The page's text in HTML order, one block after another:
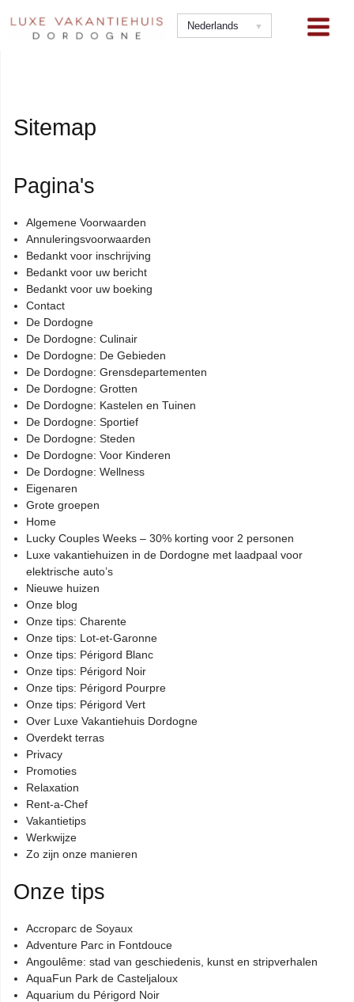
naar
Nederlands
Sitemap
Pagina's
Algemene Voorwaarden
Annuleringsvoorwaarden
Bedankt voor inschrijving
Bedankt voor uw bericht
Bedankt voor uw boeking
Contact
De Dordogne
De Dordogne: Culinair
De Dordogne: De Gebieden
De Dordogne: Grensdepartementen
De Dordogne: Grotten
De Dordogne: Kastelen en Tuinen
De Dordogne: Sportief
De Dordogne: Steden
De Dordogne: Voor Kinderen
De Dordogne: Wellness
Eigenaren
Grote groepen
Home
Lucky Couples Weeks – 30% korting voor 2 personen
Luxe vakantiehuizen in de Dordogne met laadpaal voor
elektrische auto’s
Nieuwe huizen
Onze blog
Onze tips: Charente
Onze tips: Lot-et-Garonne
Onze tips: Périgord Blanc
Onze tips: Périgord Noir
Onze tips: Périgord Pourpre
Onze tips: Périgord Vert
Over Luxe Vakantiehuis Dordogne
Overdekt terras
Privacy
Promoties
Relaxation
Rent-a-Chef
Vakantietips
Werkwijze
Zo zijn onze manieren
Onze tips
Accroparc de Soyaux
Adventure Parc in Fontdouce
Angoulême: stad van geschiedenis, kunst en stripverhalen
AquaFun Park de Casteljaloux
Aquarium du Périgord Noir